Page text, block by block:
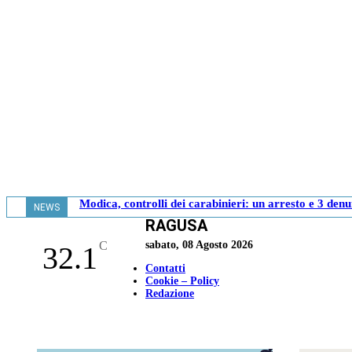
NEWS Modica, controlli dei carabinieri: un arresto e 3
32.1 C
RAGUSA
sabato, 08 Agosto 2026
Contatti
Cookie – Policy
Redazione